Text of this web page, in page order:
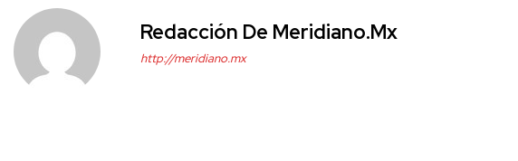
Redacción De Meridiano.mx
http://meridiano.mx